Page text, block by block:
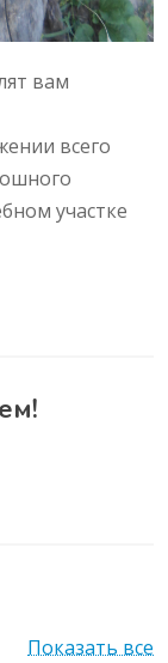
вам
всего
участке
Показать все